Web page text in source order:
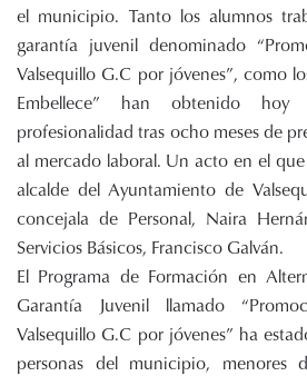
el municipio. Tanto los alumnos
garantía juvenil denominado
Valsequillo G.C por jóvenes”, como
Embellece” han obtenido
profesionalidad tras ocho meses de
al mercado laboral. Un acto en el
alcalde del Ayuntamiento de
concejala de Personal, Naira
Servicios Básicos, Francisco Galván.
El Programa de Formación en
Garantía Juvenil llamado
Valsequillo G.C por jóvenes” ha
personas del municipio,